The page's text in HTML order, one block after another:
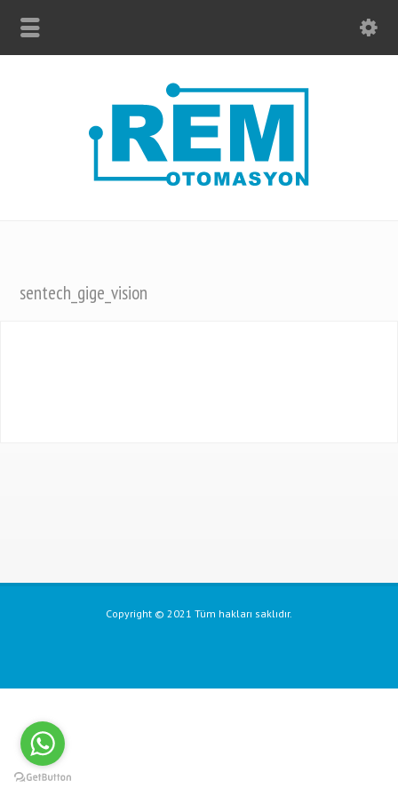
sentech_gige_vision
Copyright © 2021 Tüm hakları saklıdır.